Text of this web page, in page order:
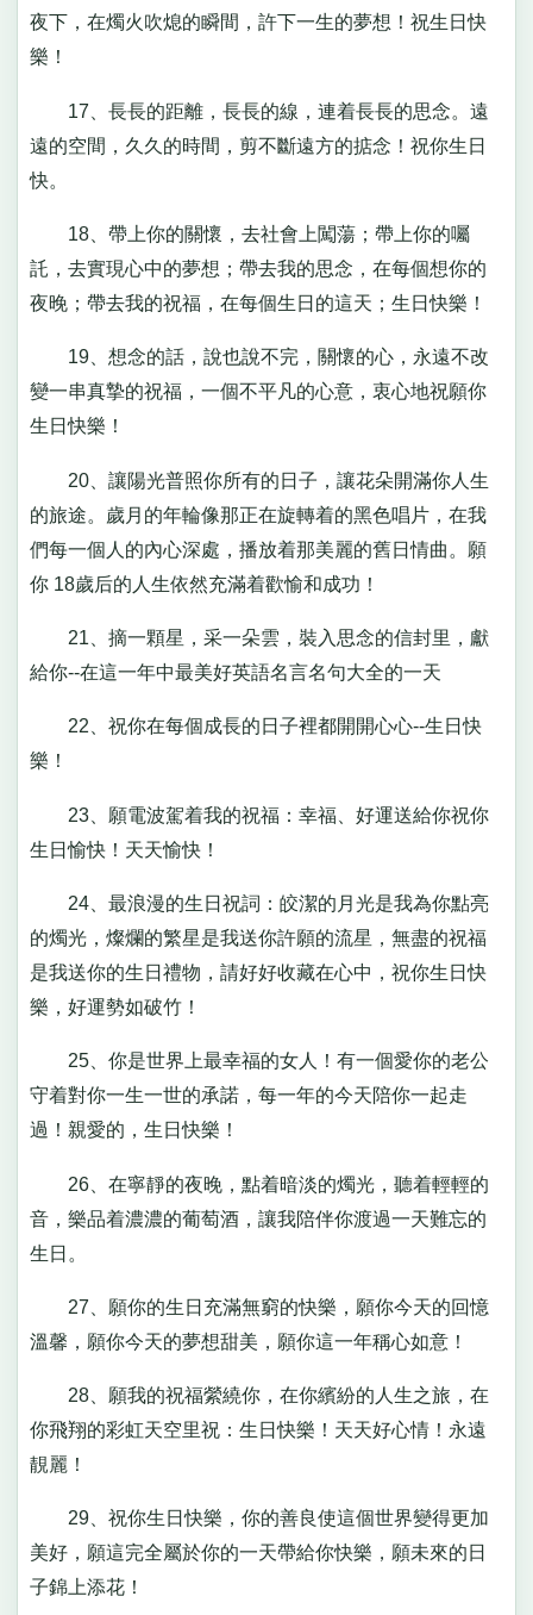
夜下，在燭火吹熄的瞬間，許下一生的夢想！祝生日快
樂！
17、長長的距離，長長的線，連着長長的思念。遠
遠的空間，久久的時間，剪不斷遠方的掂念！祝你生日
快。
18、帶上你的關懷，去社會上闖蕩；帶上你的囑
託，去實現心中的夢想；帶去我的思念，在每個想你的
夜晚；帶去我的祝福，在每個生日的這天；生日快樂！
19、想念的話，說也說不完，關懷的心，永遠不改
變一串真摯的祝福，一個不平凡的心意，衷心地祝願你
生日快樂！
20、讓陽光普照你所有的日子，讓花朵開滿你人生
的旅途。歲月的年輪像那正在旋轉着的黑色唱片，在我
們每一個人的內心深處，播放着那美麗的舊日情曲。願
你 18歲后的人生依然充滿着歡愉和成功！
21、摘一顆星，采一朵雲，裝入思念的信封里，獻
給你--在這一年中最美好英語名言名句大全的一天
22、祝你在每個成長的日子裡都開開心心--生日快
樂！
23、願電波駕着我的祝福：幸福、好運送給你祝你
生日愉快！天天愉快！
24、最浪漫的生日祝詞：皎潔的月光是我為你點亮
的燭光，燦爛的繁星是我送你許願的流星，無盡的祝福
是我送你的生日禮物，請好好收藏在心中，祝你生日快
樂，好運勢如破竹！
25、你是世界上最幸福的女人！有一個愛你的老公
守着對你一生一世的承諾，每一年的今天陪你一起走
過！親愛的，生日快樂！
26、在寧靜的夜晚，點着暗淡的燭光，聽着輕輕的
音，樂品着濃濃的葡萄酒，讓我陪伴你渡過一天難忘的
生日。
27、願你的生日充滿無窮的快樂，願你今天的回憶
溫馨，願你今天的夢想甜美，願你這一年稱心如意！
28、願我的祝福縈繞你，在你繽紛的人生之旅，在
你飛翔的彩虹天空里祝：生日快樂！天天好心情！永遠
靚麗！
29、祝你生日快樂，你的善良使這個世界變得更加
美好，願這完全屬於你的一天帶給你快樂，願未來的日
子錦上添花！